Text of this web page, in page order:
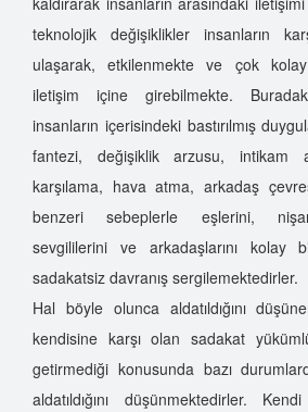
teknolojik değişiklikler insanların
ulaşarak, etkilenmekte ve çok
iletişim içine girebilmekte.
insanların içerisindeki bastırılmış
fantezi, değişiklik arzusu, intikam
karşılama, hava atma, arkadaş
benzeri sebeplerle eşlerini,
sevgililerini ve arkadaşlarını kolay
sadakatsiz davranış sergilemektedirler.
Hal böyle olunca aldatıldığını
kendisine karşı olan sadakat
getirmediği konusunda bazı
aldatıldığını düşünmektedirler.